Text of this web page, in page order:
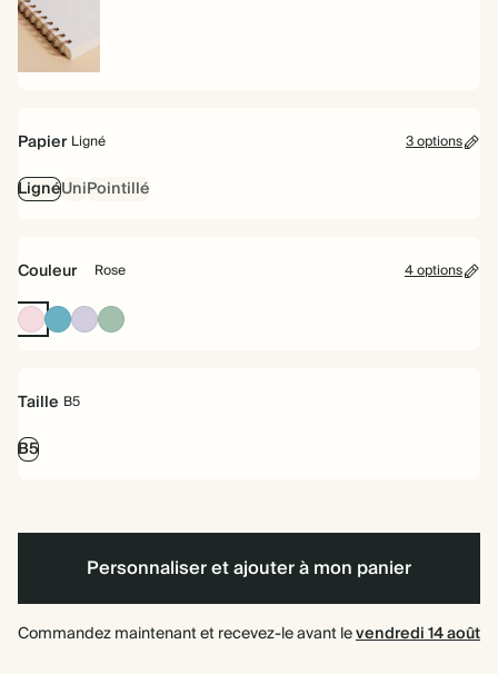
Reliure
Papier Ligné 3 options
LignéUniPointillé
Couleur Rose 4 options
RoseBleuLilasSauge
poudrée
Taille B5
B5
Personnaliser et ajouter à mon panier
Commandez maintenant et recevez-le avant levendredi 14 août